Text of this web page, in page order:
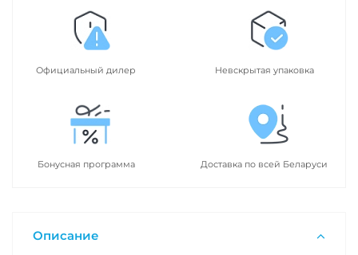
Официальный дилер Невскрытая упаковка
Бонусная программа Доставка по всей Беларуси
Описание